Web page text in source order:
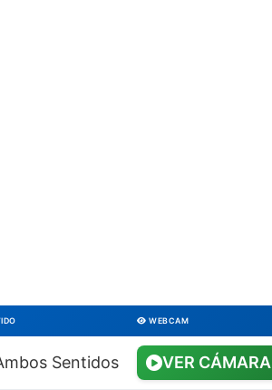
WEBCAM
Sentidos VER CÁMARA